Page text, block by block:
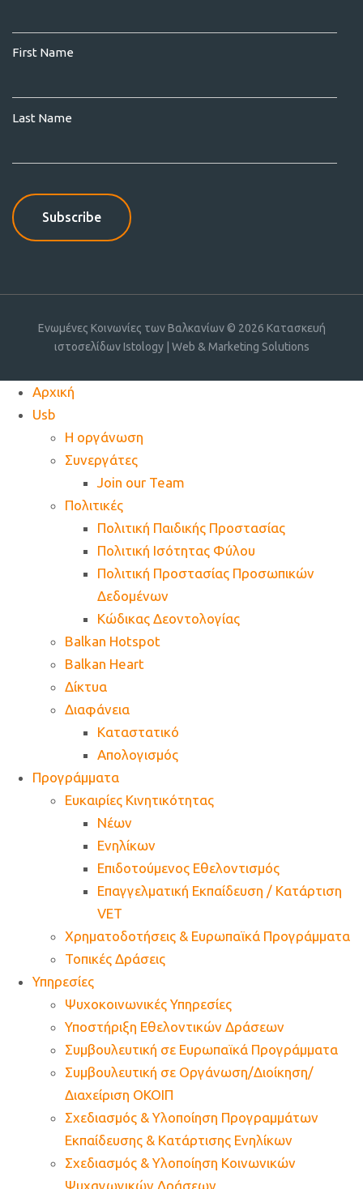
First Name
Last Name
Ενωμένες Κοινωνίες των Βαλκανίων © 2026 Κατασκευή
ιστοσελίδων Istology | Web & Marketing Solutions
Αρχική
Usb
Η οργάνωση
Συνεργάτες
Join our Team
Πολιτικές
Πολιτική Παιδικής Προστασίας
Πολιτική Ισότητας Φύλου
Πολιτική Προστασίας Προσωπικών
Δεδομένων
Κώδικας Δεοντολογίας
Balkan Hotspot
Balkan Heart
Δίκτυα
Διαφάνεια
Καταστατικό
Απολογισμός
Προγράμματα
Ευκαιρίες Κινητικότητας
Νέων
Ενηλίκων
Επιδοτούμενος Εθελοντισμός
Επαγγελματική Εκπαίδευση / Κατάρτιση
VET
Χρηματοδοτήσεις & Ευρωπαϊκά Προγράμματα
Τοπικές Δράσεις
Υπηρεσίες
Ψυχοκοινωνικές Υπηρεσίες
Υποστήριξη Εθελοντικών Δράσεων
Συμβουλευτική σε Ευρωπαϊκά Προγράμματα
Συμβουλευτική σε Οργάνωση/Διοίκηση/
Διαχείριση ΟΚΟΙΠ
Σχεδιασμός & Υλοποίηση Προγραμμάτων
Εκπαίδευσης & Κατάρτισης Ενηλίκων
Σχεδιασμός & Υλοποίηση Κοινωνικών
Ψυχαγωγικών Δράσεων